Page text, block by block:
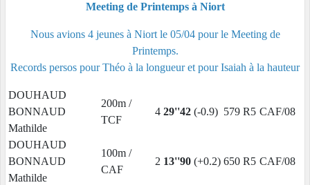
Meeting de Printemps à Niort
Nous avions 4 jeunes à Niort le 05/04 pour le Meeting de
Printemps.
Records persos pour Théo à la longueur et pour Isaiah à la hauteur
DOUHAUD
BONNAUD
Mathilde
200m /
TCF
4 29''42 (-0.9) 579 R5 CAF/08
DOUHAUD
BONNAUD
Mathilde
100m /
CAF
2 13''90 (+0.2) 650 R5 CAF/08